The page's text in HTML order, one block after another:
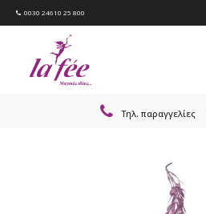
0030 24610 25 800
Τηλ. παραγγελίες